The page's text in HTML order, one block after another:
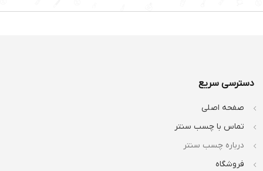
دسترسی سریع
صفحه اصلی
تماس با چسب سنتر
درباره چسب سنتر
فروشگاه